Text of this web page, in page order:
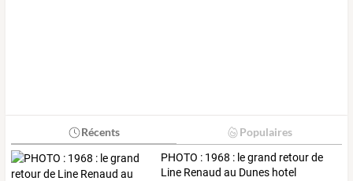
Récents Populaires
PHOTO : 1968 : le grand retour de
Line Renaud au Dunes hotel